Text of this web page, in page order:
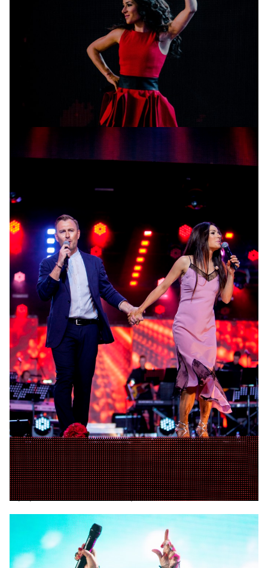
Злата Огневич и Янис Стибелис
Фестиваль в этом году длится 4 дня. Первые три
концерта уже позади – предлагаем вам фотоотчет
с них. А финальный гала-концерт с участием
Максима Галкина, Сосо Павлиашвили, Владимира
Винокура, Лолиты, Александра Буйнова и других
звезд состоится сегодня. Увидеть его можно в
эфире телеканала «Интер» в 20:30.